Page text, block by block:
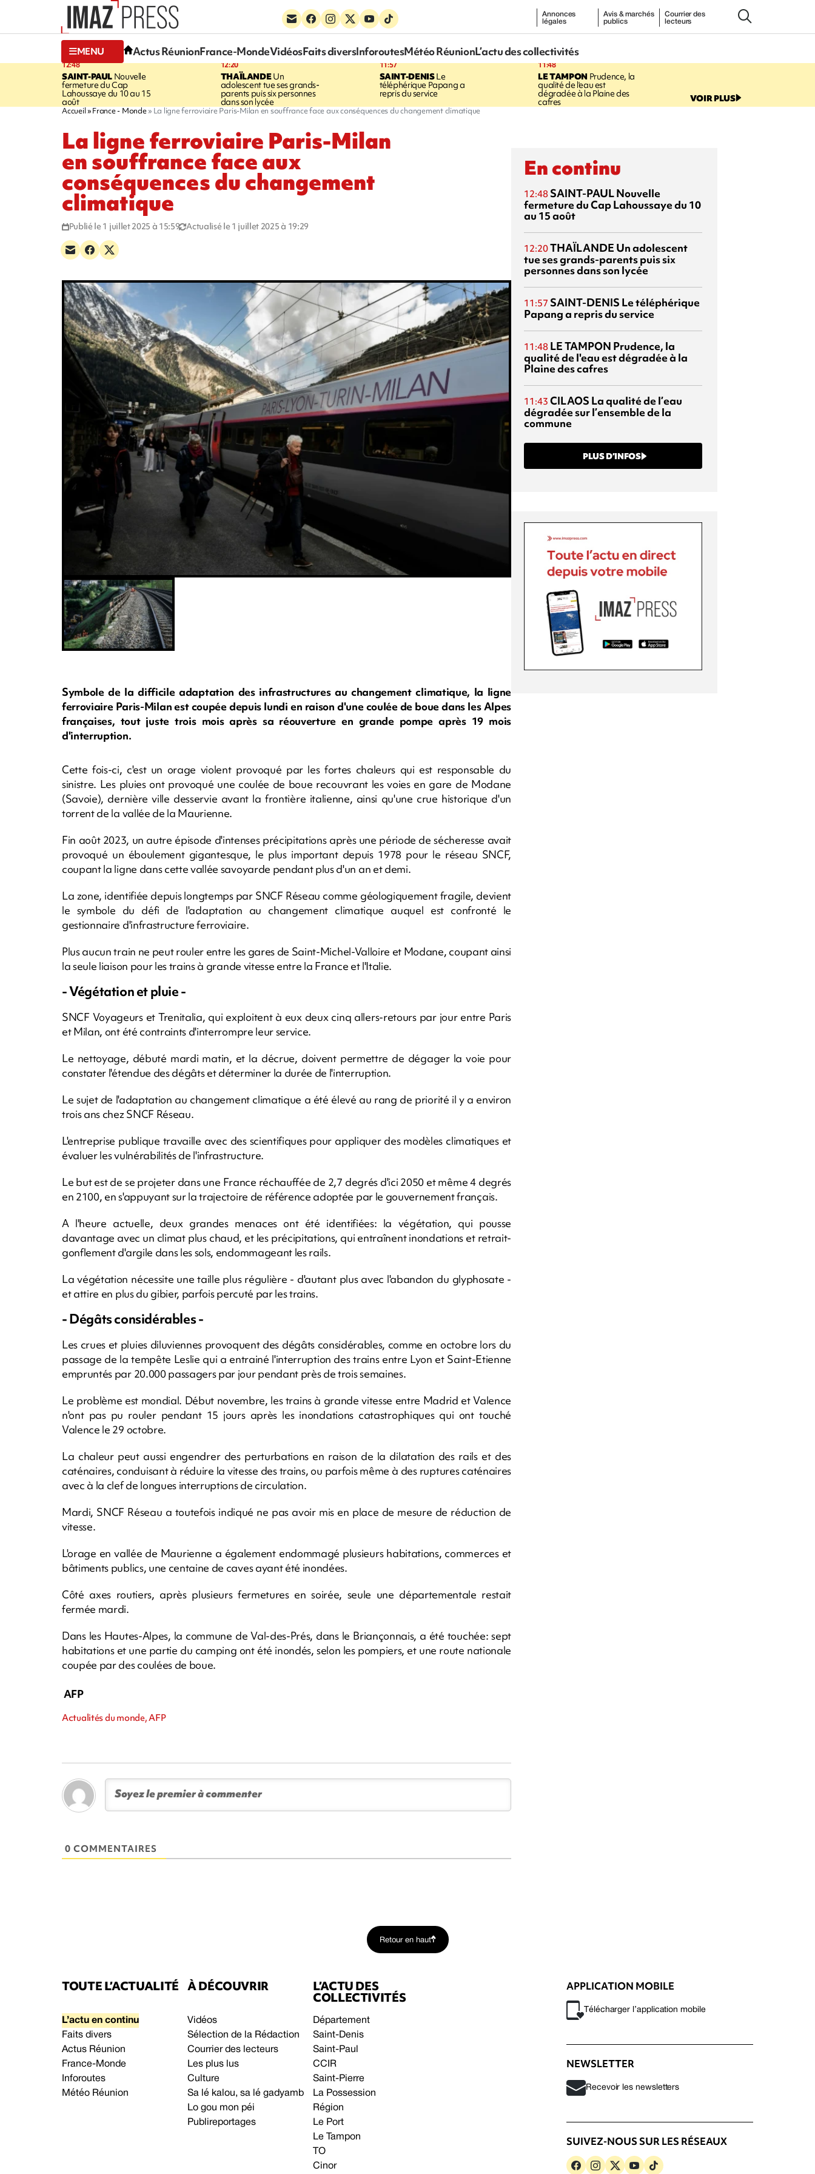
Annonces
légales
Avis & marchés
publics
Courrier des
lecteurs
MENU Actus RéunionFrance-MondeVidéosFaits diversInforoutesMétéo RéunionL’actu des collectivités
12:48
SAINT-PAUL Nouvelle
fermeture du Cap
Lahoussaye du 10 au 15
août
12:20
THAÏLANDEUn
adolescent tue ses grands-
parents puis six personnes
dans son lycée
11:57
SAINT-DENISLe
téléphérique Papang a
repris du service
11:48
LE TAMPONPrudence, la
qualité de l'eau est
dégradée à la Plaine des
cafres VOIR PLUS
Accueil France - Monde La ligne ferroviaire Paris-Milan en souffrance face aux conséquences du changement climatique
La ligne ferroviaire Paris-Milan
en souffrance face aux
conséquences du changement
climatique
Publié le 1 juillet 2025 à 15:59 Actualisé le 1 juillet 2025 à 19:29
Symbole de la difficile adaptation des infrastructures au changement climatique, la ligne
ferroviaire Paris-Milan est coupée depuis lundi en raison d'une coulée de boue dans les Alpes
françaises, tout juste trois mois après sa réouverture en grande pompe après 19 mois
d'interruption.
Cette fois-ci, c'est un orage violent provoqué par les fortes chaleurs qui est responsable du
sinistre. Les pluies ont provoqué une coulée de boue recouvrant les voies en gare de Modane
(Savoie), dernière ville desservie avant la frontière italienne, ainsi qu'une crue historique d'un
torrent de la vallée de la Maurienne.
Fin août 2023, un autre épisode d'intenses précipitations après une période de sécheresse avait
provoqué un éboulement gigantesque, le plus important depuis 1978 pour le réseau SNCF,
coupant la ligne dans cette vallée savoyarde pendant plus d'un an et demi.
La zone, identifiée depuis longtemps par SNCF Réseau comme géologiquement fragile, devient
le symbole du défi de l'adaptation au changement climatique auquel est confronté le
gestionnaire d'infrastructure ferroviaire.
Plus aucun train ne peut rouler entre les gares de Saint-Michel-Valloire et Modane, coupant ainsi
la seule liaison pour les trains à grande vitesse entre la France et l'Italie.
- Végétation et pluie -
SNCF Voyageurs et Trenitalia, qui exploitent à eux deux cinq allers-retours par jour entre Paris
et Milan, ont été contraints d'interrompre leur service.
Le nettoyage, débuté mardi matin, et la décrue, doivent permettre de dégager la voie pour
constater l'étendue des dégâts et déterminer la durée de l'interruption.
Le sujet de l'adaptation au changement climatique a été élevé au rang de priorité il y a environ
trois ans chez SNCF Réseau.
L'entreprise publique travaille avec des scientifiques pour appliquer des modèles climatiques et
évaluer les vulnérabilités de l'infrastructure.
Le but est de se projeter dans une France réchauffée de 2,7 degrés d'ici 2050 et même 4 degrés
en 2100, en s'appuyant sur la trajectoire de référence adoptée par le gouvernement français.
A l'heure actuelle, deux grandes menaces ont été identifiées: la végétation, qui pousse
davantage avec un climat plus chaud, et les précipitations, qui entraînent inondations et retrait-
gonflement d'argile dans les sols, endommageant les rails.
La végétation nécessite une taille plus régulière - d'autant plus avec l'abandon du glyphosate -
et attire en plus du gibier, parfois percuté par les trains.
- Dégâts considérables -
Les crues et pluies diluviennes provoquent des dégâts considérables, comme en octobre lors du
passage de la tempête Leslie qui a entrainé l'interruption des trains entre Lyon et Saint-Etienne
empruntés par 20.000 passagers par jour pendant près de trois semaines.
Le problème est mondial. Début novembre, les trains à grande vitesse entre Madrid et Valence
n'ont pas pu rouler pendant 15 jours après les inondations catastrophiques qui ont touché
Valence le 29 octobre.
La chaleur peut aussi engendrer des perturbations en raison de la dilatation des rails et des
caténaires, conduisant à réduire la vitesse des trains, ou parfois même à des ruptures caténaires
avec à la clef de longues interruptions de circulation.
Mardi, SNCF Réseau a toutefois indiqué ne pas avoir mis en place de mesure de réduction de
vitesse.
L'orage en vallée de Maurienne a également endommagé plusieurs habitations, commerces et
bâtiments publics, une centaine de caves ayant été inondées.
Côté axes routiers, après plusieurs fermetures en soirée, seule une départementale restait
fermée mardi.
Dans les Hautes-Alpes, la commune de Val-des-Prés, dans le Briançonnais, a été touchée: sept
habitations et une partie du camping ont été inondés, selon les pompiers, et une route nationale
coupée par des coulées de boue.
AFP
Actualités du monde, AFP
0 COMMENTAIRES
En continu
12:48 SAINT-PAULNouvelle
fermeture du Cap Lahoussaye du 10
au 15 août
12:20THAÏLANDE Un adolescent
tue ses grands-parents puis six
personnes dans son lycée
11:57 SAINT-DENIS Le téléphérique
Papang a repris du service
11:48 LE TAMPON Prudence, la
qualité de l'eau est dégradée à la
Plaine des cafres
11:43 CILAOS La qualité de l’eau
dégradée sur l’ensemble de la
commune
PLUS D’INFOS
Retour en haut
TOUTE L’ACTUALITÉ
L’actu en continu
Faits divers
Actus Réunion
France-Monde
Inforoutes
Météo Réunion
À DÉCOUVRIR
Vidéos
Sélection de la Rédaction
Courrier des lecteurs
Les plus lus
Culture
Sa lé kalou, sa lé gadyamb
Lo gou mon péi
Publireportages
L’ACTU DES
COLLECTIVITÉS
Département
Saint-Denis
Saint-Paul
CCIR
Saint-Pierre
La Possession
Région
Le Port
Le Tampon
TO
Cinor
APPLICATION MOBILE
Télécharger l’application mobile
NEWSLETTER
Recevoir les newsletters
SUIVEZ-NOUS SUR LES RÉSEAUX